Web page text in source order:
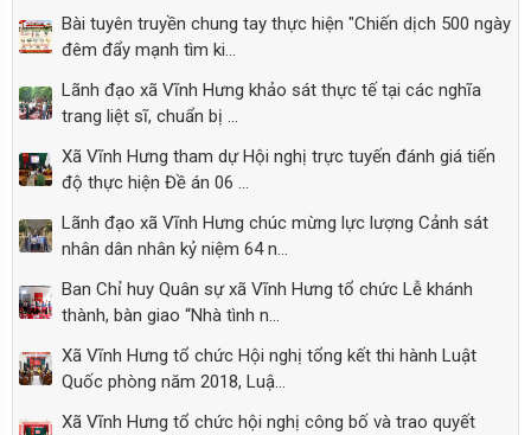
Bài tuyên truyền chung tay thực hiện "Chiến dịch 500 ngày
đêm đẩy mạnh tìm ki...
Lãnh đạo xã Vĩnh Hưng khảo sát thực tế tại các nghĩa
trang liệt sĩ, chuẩn bị ...
Xã Vĩnh Hưng tham dự Hội nghị trực tuyến đánh giá tiến
độ thực hiện Đề án 06 ...
Lãnh đạo xã Vĩnh Hưng chúc mừng lực lượng Cảnh sát
nhân dân nhân kỷ niệm 64 n...
Ban Chỉ huy Quân sự xã Vĩnh Hưng tổ chức Lễ khánh
thành, bàn giao “Nhà tình n...
Xã Vĩnh Hưng tổ chức Hội nghị tổng kết thi hành Luật
Quốc phòng năm 2018, Luậ...
Xã Vĩnh Hưng tổ chức hội nghị công bố và trao quyết
Phòng chống bệnh dại tiêm phòng cho chó
mèo